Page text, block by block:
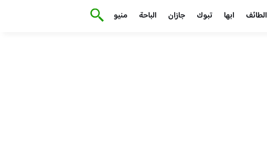
الطائف ابها تبوك جازان الباحة منيو